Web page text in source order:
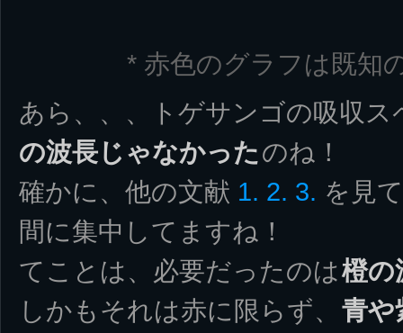
* 赤色のグラフは既知
あら、、、トゲサンゴの吸収
の波長じゃなかったのね！
確かに、他の文献 1. 2. 3. を見
間に集中してますね！
てことは、必要だったのは橙の
しかもそれは赤に限らず、 青や